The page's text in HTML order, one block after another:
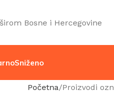
Bosne i Hercegovine
Sniženo
Početna Proizvodi